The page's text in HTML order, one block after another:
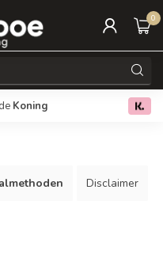
0
Koning Gratis
Disclaimer